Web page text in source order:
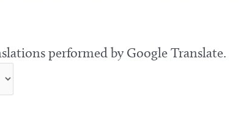
performed by Google Translate.